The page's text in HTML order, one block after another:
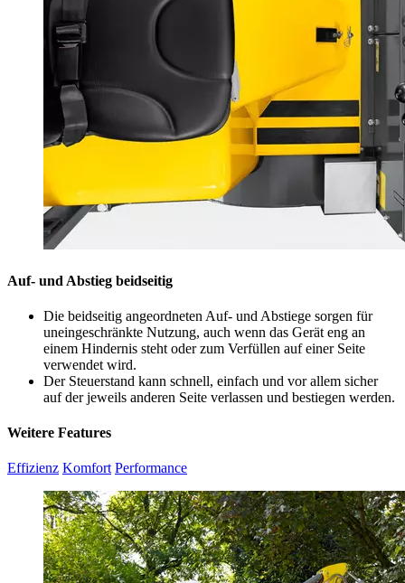
Auf- und Abstieg beidseitig
Die beidseitig angeordneten Auf- und Abstiege sorgen für
uneingeschränkte Nutzung, auch wenn das Gerät eng an
einem Hindernis steht oder zum Verfüllen auf einer Seite
verwendet wird.
Der Steuerstand kann schnell, einfach und vor allem sicher
auf der jeweils anderen Seite verlassen und bestiegen werden.
Weitere Features
Effizienz Komfort Performance